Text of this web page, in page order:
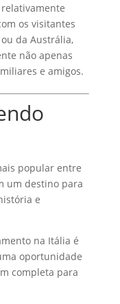
os visitantes
da Austrália,
não apenas
e amigos.
popular entre
um destino para
e
na Itália é
oportunidade
completa para